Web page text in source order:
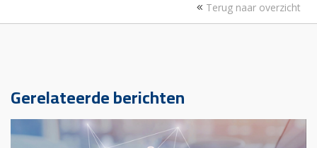
Terug naar overzicht
Gerelateerde berichten